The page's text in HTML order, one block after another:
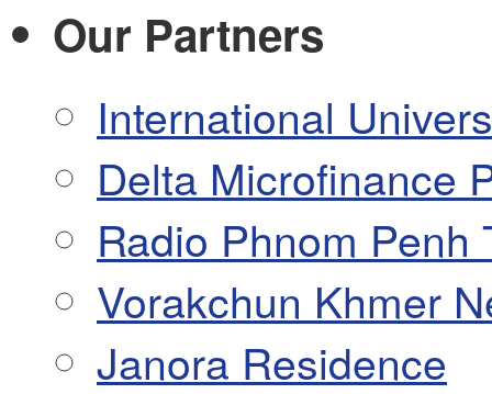
Our Partners
International
Delta Microfinance
Radio Phnom Penh
Vorakchun Khmer
Janora Residence